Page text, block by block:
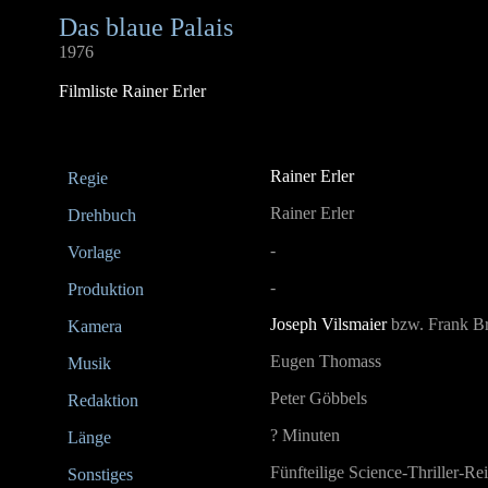
Das blaue Palais
1976
Filmliste Rainer Erler
Regie Rainer Erler
Drehbuch Rainer Erler
Vorlage -
Produktion -
Kamera Joseph Vilsmaierbzw. Frank
Musik Eugen Thomass
Redaktion Peter Göbbels
Länge ? Minuten
Sonstiges Fünfteilige Science-Thriller-